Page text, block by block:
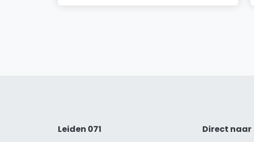
Leiden 071
Direct naar